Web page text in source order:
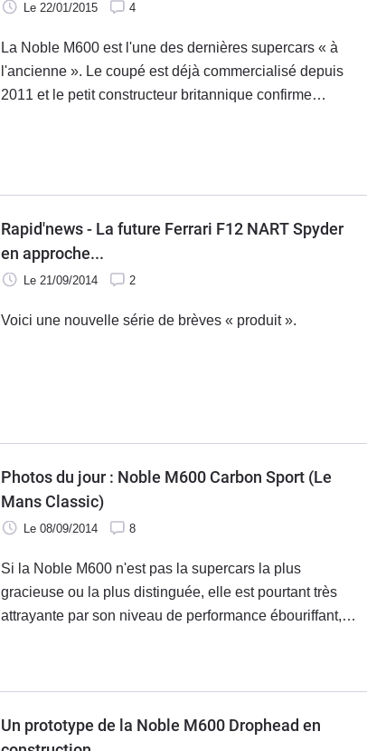
Le 22/01/2015 4
La Noble M600 est l'une des dernières supercars « à
l'ancienne ». Le coupé est déjà commercialisé depuis
2011 et le petit constructeur britannique confirme
Rapid'news - La future Ferrari F12 NART Spyder
en approche...
Le 21/09/2014 2
Voici une nouvelle série de brèves « produit ».
Photos du jour : Noble M600 Carbon Sport (Le
Mans Classic)
Le 08/09/2014 8
Si la Noble M600 n'est pas la supercars la plus
gracieuse ou la plus distinguée, elle est pourtant très
attrayante par son niveau de performance ébouriffant,
Un prototype de la Noble M600 Drophead en